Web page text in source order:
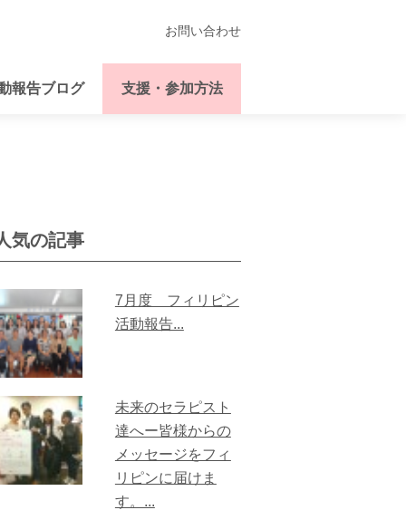
お問い合わせ
報告ブログ 支援・参加方法
気の記事
7月度 フィリピン
活動報告...
未来のセラピスト
達へー皆様からの
メッセージをフィ
リピンに届けま
す。...